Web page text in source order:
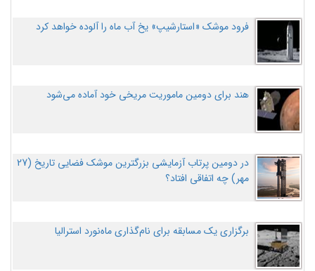
فرود موشک «استارشیپ» یخ آب ماه را آلوده خواهد کرد
هند برای دومین ماموریت مریخی خود آماده می‌شود
در دومین پرتاب آزمایشی بزرگترین موشک فضایی تاریخ (27
مهر‌) چه اتفاقی افتاد؟
برگزاری یک مسابقه برای نام‌گذاری ماه‌نورد استرالیا